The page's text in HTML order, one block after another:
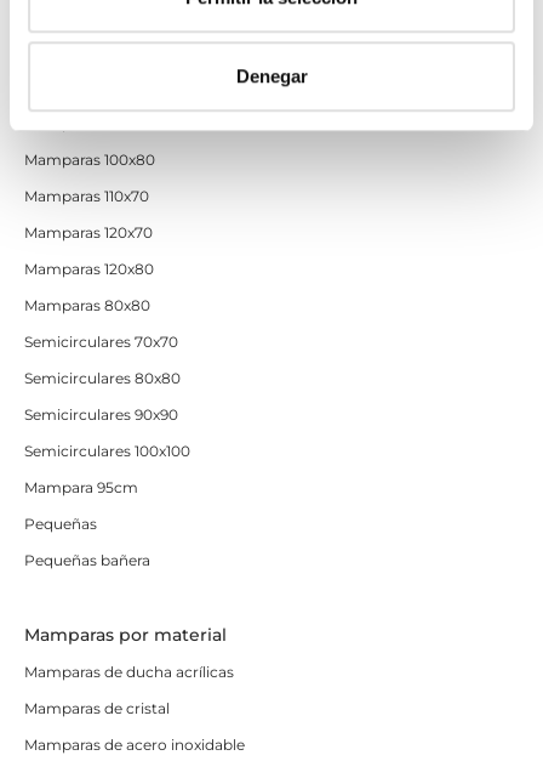
Denegar
Mamparas 100x80
Mamparas 110x70
Mamparas 120x70
Mamparas 120x80
Mamparas 80x80
Semicirculares 70x70
Semicirculares 80x80
Semicirculares 90x90
Semicirculares 100x100
Mampara 95cm
Pequeñas
Pequeñas bañera
Mamparas por material
Mamparas de ducha acrílicas
Mamparas de cristal
Mamparas de acero inoxidable